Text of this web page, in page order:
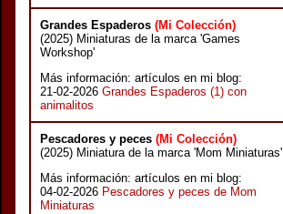
Grandes Espaderos (Mi Colección)
(2025) Miniaturas de la marca 'Games
Workshop'
Más información: artículos en mi blog:
21-02-2026 Grandes Espaderos (1) con
animalitos
Pescadores y peces (Mi Colección)
(2025) Miniatura de la marca 'Mom Miniaturas'
Más información: artículos en mi blog:
04-02-2026 Pescadores y peces de Mom
Miniaturas